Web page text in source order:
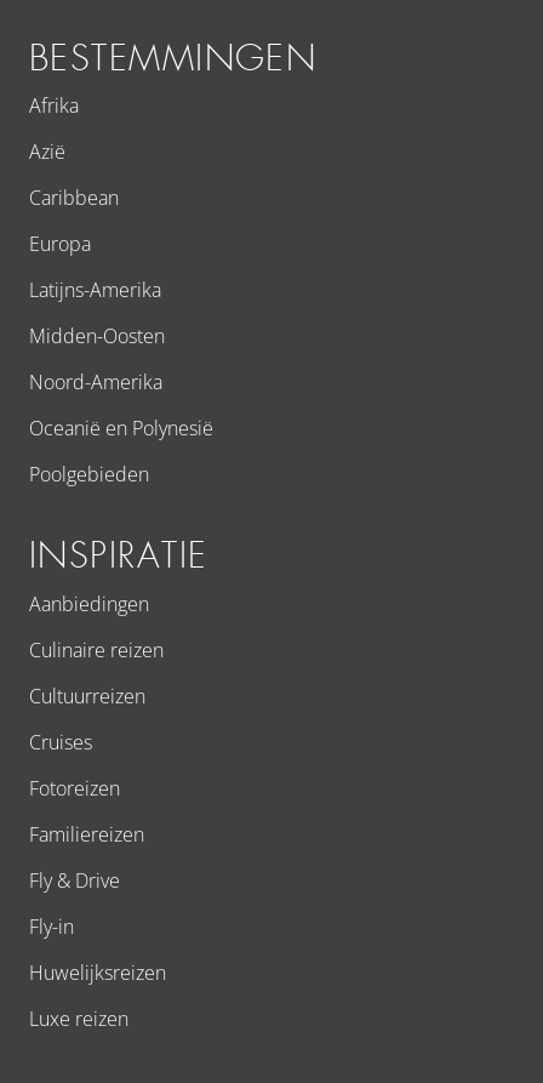
BESTEMMINGEN
Afrika
Azië
Caribbean
Europa
Latijns-Amerika
Midden-Oosten
Noord-Amerika
Oceanië en Polynesië
Poolgebieden
INSPIRATIE
Aanbiedingen
Culinaire reizen
Cultuurreizen
Cruises
Fotoreizen
Familiereizen
Fly & Drive
Fly-in
Huwelijksreizen
Luxe reizen